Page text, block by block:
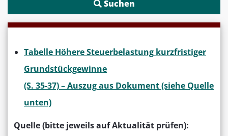
Tabelle Höhere Steuerbelastung kurzfristiger
Grundstückgewinne
(S. 35-37) – Auszug aus Dokument (siehe Quelle
unten)
Quelle (bitte jeweils auf Aktualität prüfen):